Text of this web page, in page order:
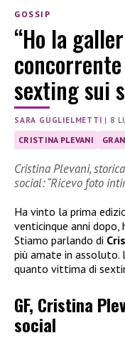
GOSSIP
“Ho la
sexting sui
SARA GUGLIELMETTI | 8
CRISTINA PLEVANI
Cristina Plevani,
social: “Ricevo foto
Ha vinto la prima
venticinque anni
Stiamo parlando di
più amate in assoluto.
quanto vittima di
GF, Cristina
social